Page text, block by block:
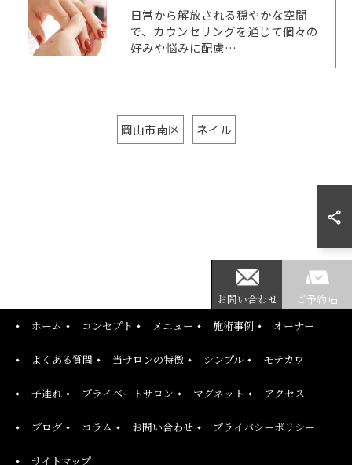
日常から解放される穏やかな空間
で、カウンセリングを通じて個々の
好みや悩みに配慮…
岡山市南区 ネイル
お問い合わせ ご予約
ホーム コンセプト メニュー 施術事例 オーナー
よくある質問 当サロンの特徴 シンプル モテカワ
子連れ プライベートサロン マグネット アクセス
ブログ コラム お問い合わせ プライバシーポリシー
サイトマップ